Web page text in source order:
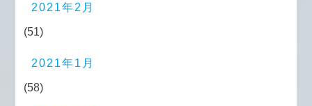
2021年2月
(51)
2021年1月
(58)